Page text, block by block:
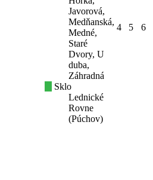
Javorová,
Medňanská,
Medné,
Staré
Dvory, U
duba,
Záhradná
Sklo
Lednické
Rovne
(Púchov)
4 5 6